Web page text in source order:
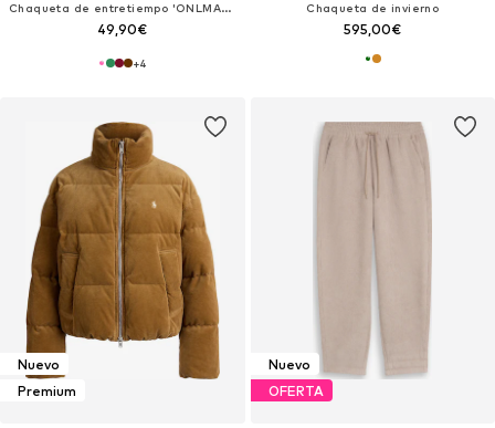
Chaqueta de entretiempo 'ONLMARINA-ENY'
49,90€
+4
Chaqueta de invierno
595,00€
Nuevo
Premium
Nuevo
OFERTA